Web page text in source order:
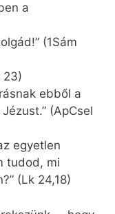
a
(1Sám
23)
ebből a
(ApCsel
egyetlen
tudod, mi
(Lk 24,18)